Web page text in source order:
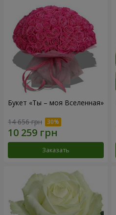
Букет «Ты – моя Вселенная»
14 656 грн
Заказать